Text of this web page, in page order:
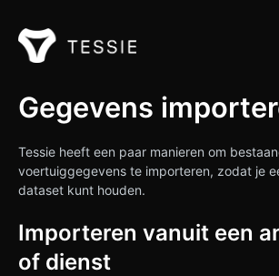
Ondersteuning Thuis
Neem contact op met
Gegevens
Tessie heeft een paar manieren om
voertuiggegevens te importeren, zodat je
dataset kunt houden.
Importeren vanuit een
of dienst